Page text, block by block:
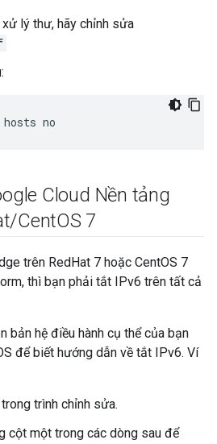
xử lý thư, hãy chỉnh sửa
hosts no
Cloud Nền tảng
/CentOS 7
trên RedHat 7 hoặc CentOS 7
thì bạn phải tắt IPv6 trên tất cả
bản hệ điều hành cụ thể của bạn
để biết hướng dẫn về tắt IPv6. Ví
trong trình chỉnh sửa.
cột một trong các dòng sau để